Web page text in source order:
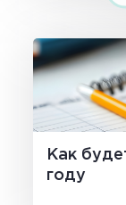
Как
году